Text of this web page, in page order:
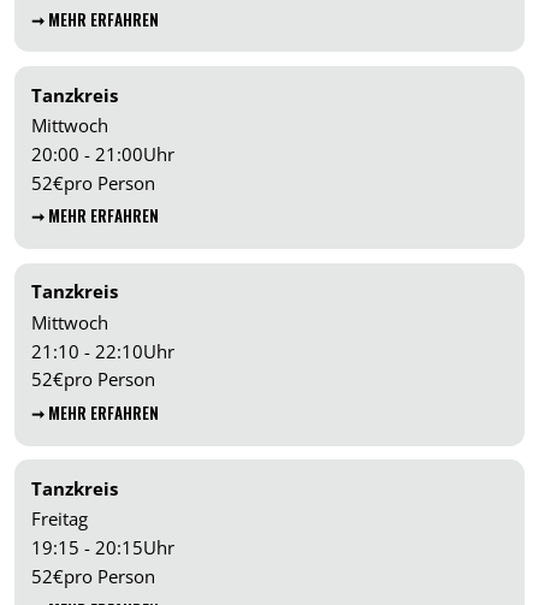
➞ MEHR ERFAHREN
Tanzkreis
Mittwoch
20:00 - 21:00Uhr
52€pro Person
➞ MEHR ERFAHREN
Tanzkreis
Mittwoch
21:10 - 22:10Uhr
52€pro Person
➞ MEHR ERFAHREN
Tanzkreis
Freitag
19:15 - 20:15Uhr
52€pro Person